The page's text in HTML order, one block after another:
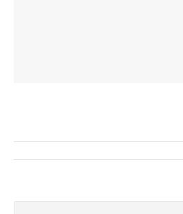
Navegación
entre